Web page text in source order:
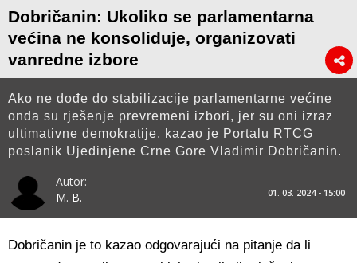
Dobričanin: Ukoliko se parlamentarna
većina ne konsoliduje, organizovati
vanredne izbore
Ako ne dođe do stabilizacije parlamentarne većine
onda su rješenje prevremeni izbori, jer su oni izraz
ultimativne demokratije, kazao je Portalu RTCG
poslanik Ujedinjene Crne Gore Vladimir Dobričanin.
Autor:
M. B.
01. 03. 2024 - 15:00
Dobričanin je to kazao odgovarajući na pitanje da li